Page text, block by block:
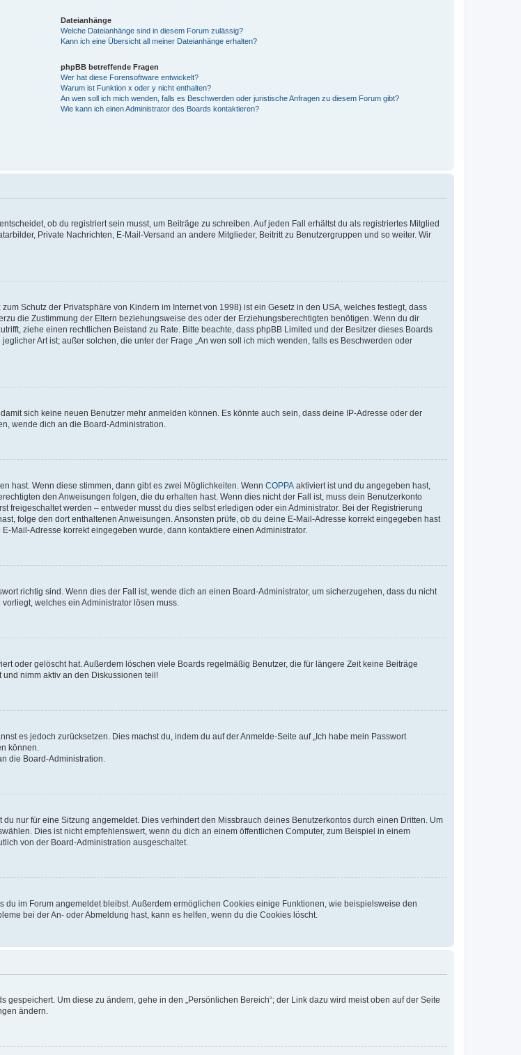
Dateianhänge
Welche Dateianhänge sind in diesem Forum zulässig?
Kann ich eine Übersicht all meiner Dateianhänge erhalten?
phpBB betreffende Fragen
Wer hat diese Forensoftware entwickelt?
Warum ist Funktion x oder y nicht enthalten?
An wen soll ich mich wenden, falls es Beschwerden oder juristische Anfragen zu diesem Forum gibt?
Wie kann ich einen Administrator des Boards kontaktieren?
ob du registriert sein musst, um Beiträge zu schreiben. Auf jeden Fall erhältst du als registriertes Mitglied
Private Nachrichten, E-Mail-Versand an andere Mitglieder, Beitritt zu Benutzergruppen und so weiter. Wir
Schutz der Privatsphäre von Kindern im Internet von 1998) ist ein Gesetz in den USA, welches festlegt, dass
die Zustimmung der Eltern beziehungsweise des oder der Erziehungsberechtigten benötigen. Wenn du dir
ziehe einen rechtlichen Beistand zu Rate. Bitte beachte, dass phpBB Limited und der Besitzer dieses Boards
Art ist; außer solchen, die unter der Frage „An wen soll ich mich wenden, falls es Beschwerden oder
sich keine neuen Benutzer mehr anmelden können. Es könnte auch sein, dass deine IP-Adresse oder der
wende dich an die Board-Administration.
hast. Wenn diese stimmen, dann gibt es zwei Möglichkeiten. Wenn COPPA aktiviert ist und du angegeben hast,
den Anweisungen folgen, die du erhalten hast. Wenn dies nicht der Fall ist, muss dein Benutzerkonto
werden – entweder musst du dies selbst erledigen oder ein Administrator. Bei der Registrierung
folge den dort enthaltenen Anweisungen. Ansonsten prüfe, ob du deine E-Mail-Adresse korrekt eingegeben hast
Mail-Adresse korrekt eingegeben wurde, dann kontaktiere einen Administrator.
richtig sind. Wenn dies der Fall ist, wende dich an einen Board-Administrator, um sicherzugehen, dass du nicht
welches ein Administrator lösen muss.
oder gelöscht hat. Außerdem löschen viele Boards regelmäßig Benutzer, die für längere Zeit keine Beiträge
nimm aktiv an den Diskussionen teil!
es jedoch zurücksetzen. Dies machst du, indem du auf der Anmelde-Seite auf „Ich habe mein Passwort
können.
die Board-Administration.
nur für eine Sitzung angemeldet. Dies verhindert den Missbrauch deines Benutzerkontos durch einen Dritten. Um
Dies ist nicht empfehlenswert, wenn du dich an einem öffentlichen Computer, zum Beispiel in einem
von der Board-Administration ausgeschaltet.
du im Forum angemeldet bleibst. Außerdem ermöglichen Cookies einige Funktionen, wie beispielsweise den
bei der An- oder Abmeldung hast, kann es helfen, wenn du die Cookies löscht.
Um diese zu ändern, gehe in den „Persönlichen Bereich“; der Link dazu wird meist oben auf der Seite
ändern.